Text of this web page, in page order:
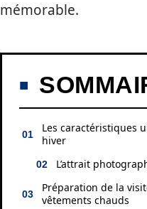
mémorable.
Les caractéristiques
hiver
L’attrait
Préparation de la
vêtements chauds